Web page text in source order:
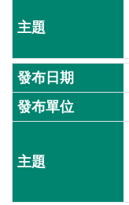
動
流
回
首